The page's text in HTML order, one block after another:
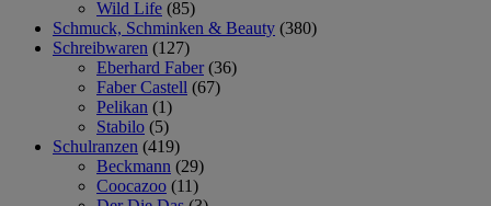
Wild Life (85)
Schmuck, Schminken & Beauty (380)
Schreibwaren (127)
Eberhard Faber (36)
Faber Castell (67)
Pelikan (1)
Stabilo (5)
Schulranzen (419)
Beckmann (29)
Coocazoo (11)